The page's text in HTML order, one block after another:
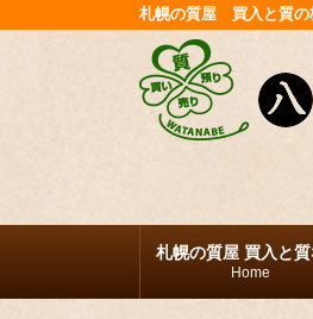
札幌の質屋 買入と質の
札幌の質屋 買入と
Home